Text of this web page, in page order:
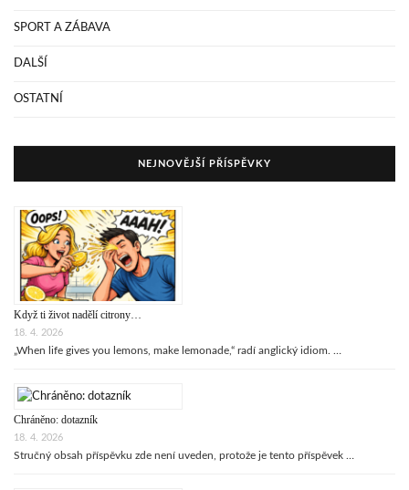
SPORT A ZÁBAVA
DALŠÍ
OSTATNÍ
NEJNOVĚJŠÍ PŘÍSPĚVKY
Když ti život nadělí citrony…
18. 4. 2026
„When life gives you lemons, make lemonade,“ radí anglický idiom. …
Chráněno: dotazník
18. 4. 2026
Stručný obsah příspěvku zde není uveden, protože je tento příspěvek …